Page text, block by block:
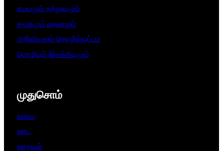
சமயமும் தத்துவமும்
சமூகமும் வரலாறும்
அறிவியலும் தொழில்நுட்பம
மொழியும் இலக்கியமும்
முதுசொம்
உணவு
உடை
உறையுள்